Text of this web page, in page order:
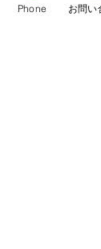
「雨の日に見
Phone